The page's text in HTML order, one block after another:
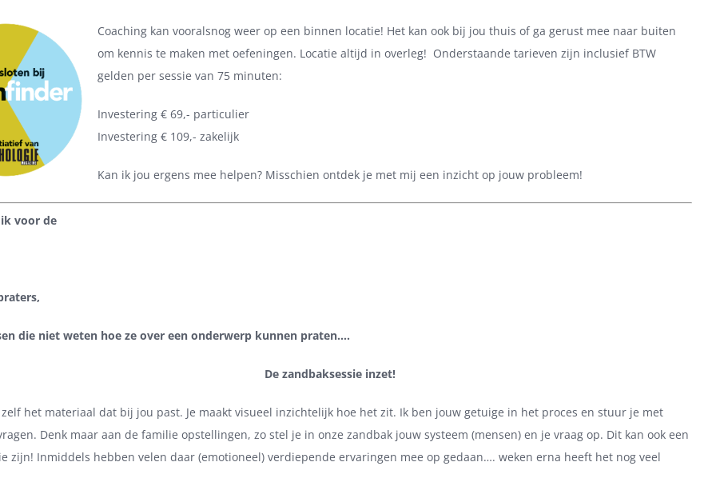
Coaching kan vooralsnog weer op een binnen locatie! Het kan ook bij jou thuis of ga gerust mee naar buiten
om kennis te maken met oefeningen. Locatie altijd in overleg! Onderstaande tarieven zijn inclusief BTW
gelden per sessie van 75 minuten:
Investering € 69,- particulier
Investering € 109,- zakelijk
Kan ik jou ergens mee helpen? Misschien ontdek je met mij een inzicht op jouw probleem!
voor de
die niet weten hoe ze over een onderwerp kunnen praten….
inzet!
het materiaal dat bij jou past. Je maakt visueel inzichtelijk hoe het zit. Ik ben jouw getuige in het proces en stuur je met
Denk maar aan de familie opstellingen, zo stel je in onze zandbak jouw systeem (mensen) en je vraag op. Dit kan ook een
zijn! Inmiddels hebben velen daar (emotioneel) verdiepende ervaringen mee op gedaan…. weken erna heeft het nog veel